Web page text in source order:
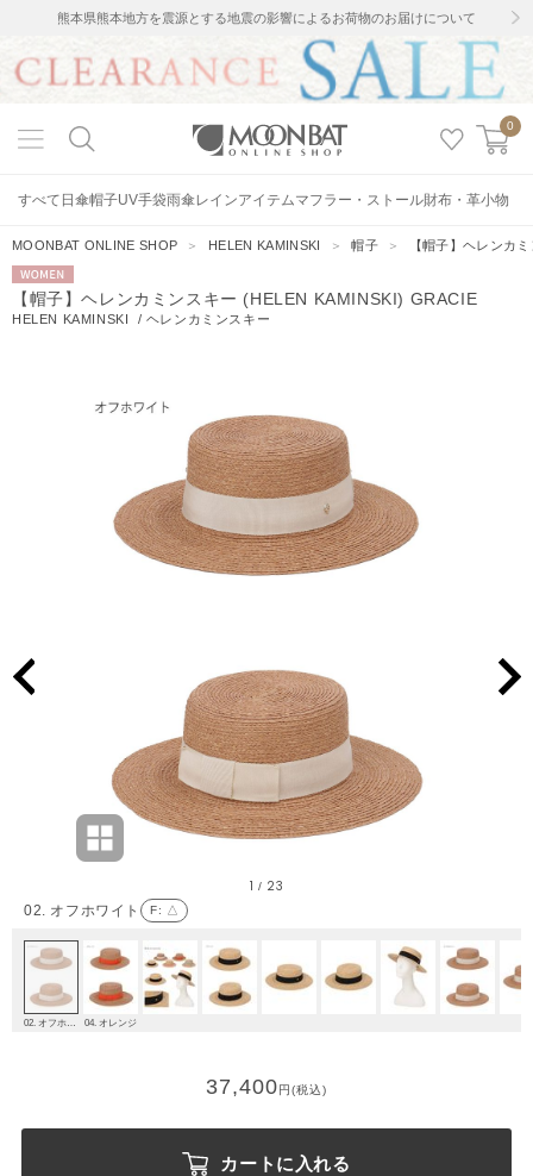
熊本県熊本地方を震源とする地震の影響によるお荷物のお届けについて
0
すべて 日傘帽子UV手袋雨傘レインアイテムマフラー・ストール財布・革小物
MOONBAT ONLINE SHOP ＞ HELEN KAMINSKI ＞帽子 ＞ 【帽子】ヘレンカ
WOMEN
【帽子】ヘレンカミンスキー (HELEN KAMINSKI) GRACIE
HELEN KAMINSKI / ヘレンカミンスキー
02. オフホワイト F: △
1 / 23
04. オレンジ
37,400円(税込)
カートに入れる